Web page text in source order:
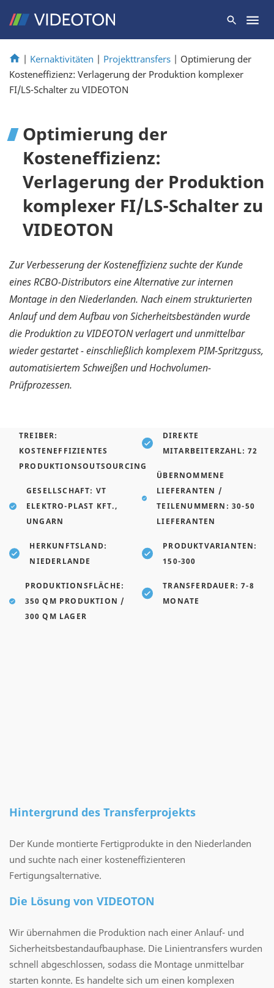
| Kernaktivitäten | Projekttransfers | Optimierung der
Kosteneffizienz: Verlagerung der Produktion komplexer
FI/LS-Schalter zu VIDEOTON
Optimierung der
Kosteneffizienz:
Verlagerung der Produktion
komplexer FI/LS-Schalter zu
VIDEOTON
Zur Verbesserung der Kosteneffizienz suchte der Kunde
eines RCBO-Distributors eine Alternative zur internen
Montage in den Niederlanden. Nach einem strukturierten
Anlauf und dem Aufbau von Sicherheitsbeständen wurde
die Produktion zu VIDEOTON verlagert und unmittelbar
wieder gestartet - einschließlich komplexem PIM-Spritzguss,
automatisiertem Schweißen und Hochvolumen-
Prüfprozessen.
TREIBER:
KOSTENEFFIZIENTES
PRODUKTIONSOUTSOURCING
GESELLSCHAFT: VT
ELEKTRO-PLAST KFT.,
UNGARN
HERKUNFTSLAND:
NIEDERLANDE
PRODUKTIONSFLÄCHE:
350 QM PRODUKTION /
300 QM LAGER
DIREKTE
MITARBEITERZAHL: 72
ÜBERNOMMENE
LIEFERANTEN /
TEILENUMMERN: 30-50
LIEFERANTEN
PRODUKTVARIANTEN:
150-300
TRANSFERDAUER: 7-8
MONATE
Hintergrund des Transferprojekts
Der Kunde montierte Fertigprodukte in den Niederlanden
und suchte nach einer kosteneffizienteren
Fertigungsalternative.
Die Lösung von VIDEOTON
Wir übernahmen die Produktion nach einer Anlauf- und
Sicherheitsbestandaufbauphase. Die Linientransfers wurden
schnell abgeschlossen, sodass die Montage unmittelbar
starten konnte. Es handelte sich um einen komplexen